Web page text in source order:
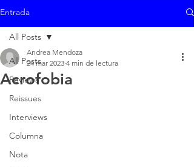
Entrada
All Posts
Reviews
Reissues
Interviews
Columna
Nota
All Posts
Acrofobia
Andrea Mendoza
24 mar 2023 4 min de lectura